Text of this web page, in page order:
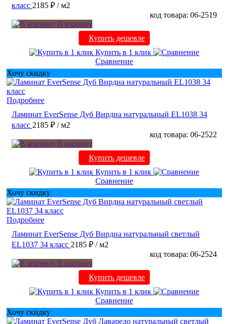
класс 2185 ₽ / м2
код товара: 06-2519
В корзину
Купить дешевле
Купить в 1 клик
Сравнение
Хочу скидку
Подробнее
Ламинат EverSense Дуб Вирдиа натуральный EL1038 34
класс 2185 ₽ / м2
код товара: 06-2522
В корзину
Купить дешевле
Купить в 1 клик
Сравнение
Хочу скидку
Подробнее
Ламинат EverSense Дуб Вирдиа натуральный светлый
EL1037 34 класс 2185 ₽ / м2
код товара: 06-2524
В корзину
Купить дешевле
Купить в 1 клик
Сравнение
Хочу скидку